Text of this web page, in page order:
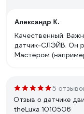
Александр К.
Качественный.
датчик-СЛЭЙВ. Он
Мастером
5
Отзыв о датчике
theLuxa 1010506